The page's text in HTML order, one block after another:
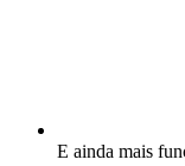
E ainda mais